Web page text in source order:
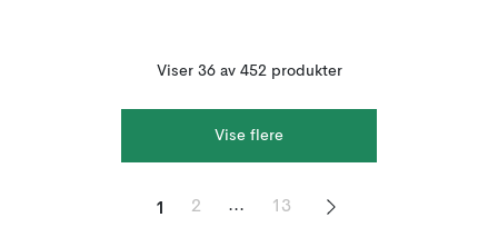
Viser 36 av 452 produkter
Vise flere
1 2 ... 13